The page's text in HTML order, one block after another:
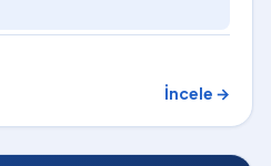
İncele →